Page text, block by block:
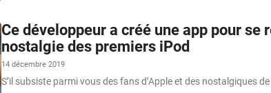
Ce développeur a créé une app pour se
nostalgie des premiers iPod
14 décembre 2019
S’il subsiste parmi vous des fans d’Apple et des nostalgiques